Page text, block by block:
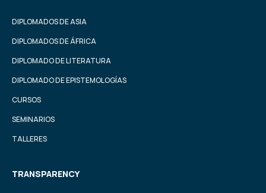
DIPLOMADOS DE ASIA
DIPLOMADOS DE ÁFRICA
DIPLOMADO DE LITERATURA
DIPLOMADO DE EPISTEMOLOGÍAS
CURSOS
SEMINARIOS
TALLERES
TRANSPARENCY